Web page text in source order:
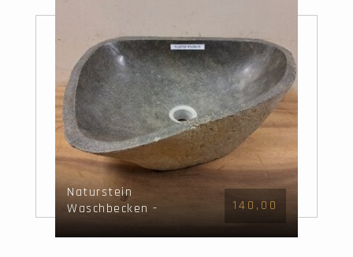
Naturstein
Waschbecken -
47x38x15cm - FL22742
140,00